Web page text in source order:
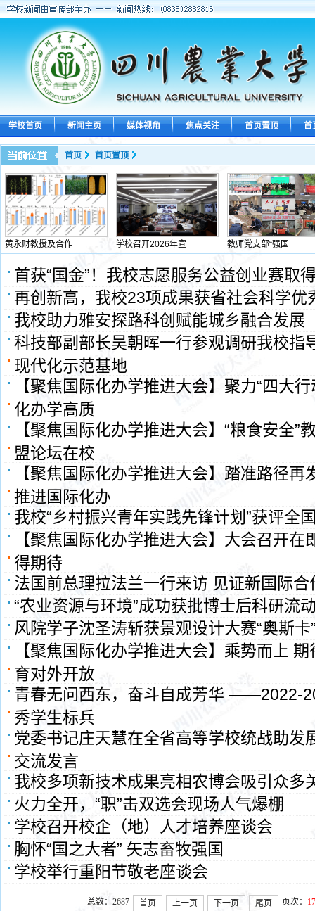
学校首页 新闻主页 媒体视角 焦点关注 首页置顶 首
首页 首页置顶
黄永财教授及合作 学校召开2026年宣 教师党支部“强国
首获“国金”！我校志愿服务公益创业赛取
再创新高，我校23项成果获省社会科学优
我校助力雅安探路科创赋能城乡融合发展
科技部副部长吴朝晖一行参观调研我校指
现代化示范基地
【聚焦国际化办学推进大会】聚力“四大
化办学高质
【聚焦国际化办学推进大会】“粮食安全”
盟论坛在校
【聚焦国际化办学推进大会】踏准路径再
推进国际化办
我校“乡村振兴青年实践先锋计划”获评全
【聚焦国际化办学推进大会】大会召开在
得期待
法国前总理拉法兰一行来访 见证新国际
“农业资源与环境”成功获批博士后科研流
风院学子沈圣涛斩获景观设计大赛“奥斯卡
【聚焦国际化办学推进大会】乘势而上
育对外开放
青春无问西东，奋斗自成芳华 ——2022-
秀学生标兵
党委书记庄天慧在全省高等学校统战助发
交流发言
我校多项新技术成果亮相农博会吸引众多
火力全开，“职”击双选会现场人气爆棚
学校召开校企（地）人才培养座谈会
胸怀“国之大者” 矢志畜牧强国
学校举行重阳节敬老座谈会
总数：2687 首页 上一页 下一页 尾页 页次： 17